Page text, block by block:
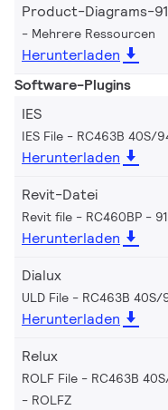
Product-Diagrams-
Mehrere Ressourcen
Herunterladen
Software-Plugins
IES
IES File - RC463B 40S/
Herunterladen
Revit-Datei
Revit file - RC460BP -
Herunterladen
Dialux
ULD File - RC463B 40S/
Herunterladen
Relux
ROLF File - RC463B
ROLFZ